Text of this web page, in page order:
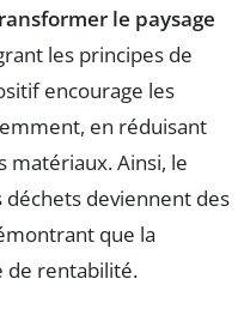
le paysage
les principes de
encourage les
en réduisant
matériaux. Ainsi, le
déchets deviennent des
que la
de rentabilité.